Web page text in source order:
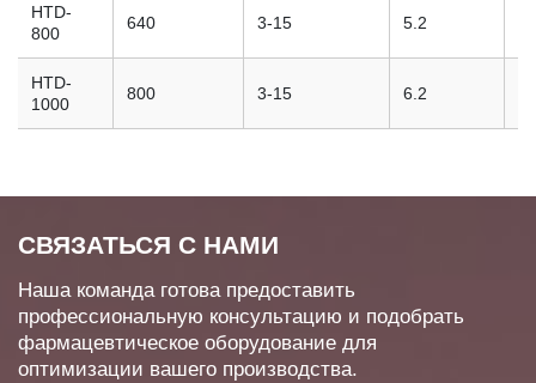
HTD-
800
640 3-15 5.2
HTD-
1000
800 3-15 6.2
СВЯЗАТЬСЯ С НАМИ
Наша команда готова предоставить
профессиональную консультацию и подобрать
фармацевтическое оборудование для
оптимизации вашего производства.